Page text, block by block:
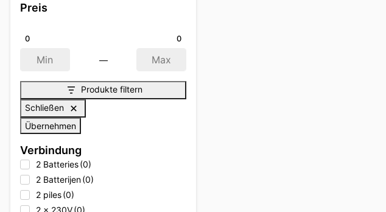
Preis
—
0 0
Produkte filtern
Schließen
Übernehmen
Verbindung
2 Batteries(0)
2 Batterijen(0)
2 piles(0)